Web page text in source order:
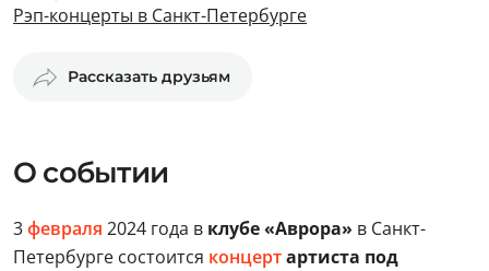
Рэп-концерты в Санкт-Петербурге
Рассказать друзьям
О событии
3февраля 2024 года в клубе «Аврора» в Санкт-
Петербурге состоится концертартиста под